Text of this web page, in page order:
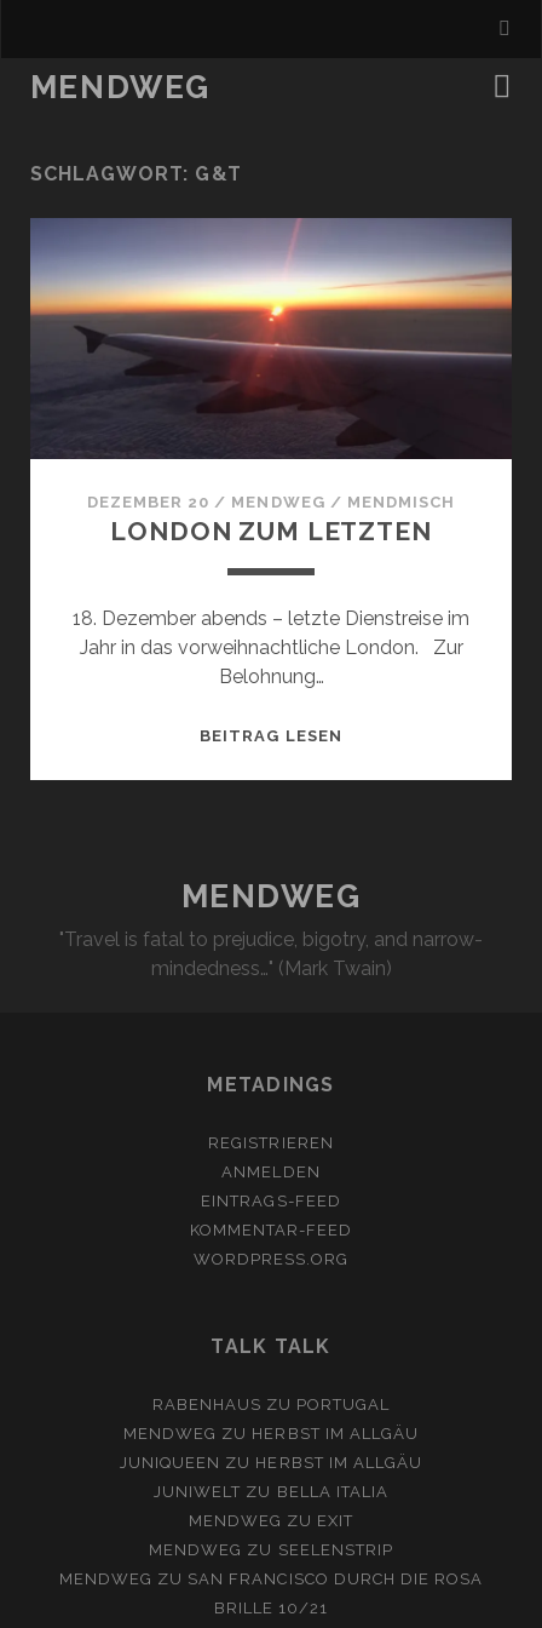
MENDWEG
SCHLAGWORT: G&T
DEZEMBER 20 / MENDWEG / MENDMISCH
LONDON ZUM LETZTEN
18. Dezember abends – letzte Dienstreise im
Jahr in das vorweihnachtliche London. Zur
Belohnung…
BEITRAG LESEN
MENDWEG
"Travel is fatal to prejudice, bigotry, and narrow-
mindedness…" (Mark Twain)
METADINGS
REGISTRIEREN
ANMELDEN
EINTRAGS-FEED
KOMMENTAR-FEED
WORDPRESS.ORG
TALK TALK
RABENHAUS ZU PORTUGAL
MENDWEG ZU HERBST IM ALLGÄU
JUNIQUEEN ZU HERBST IM ALLGÄU
JUNIWELT ZU BELLA ITALIA
MENDWEG ZU EXIT
MENDWEG ZU SEELENSTRIP
MENDWEG ZU SAN FRANCISCO DURCH DIE ROSA
BRILLE 10/21